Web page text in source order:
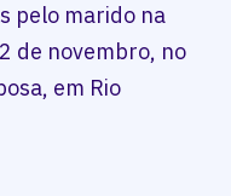
pelo marido na
de novembro, no
em Rio